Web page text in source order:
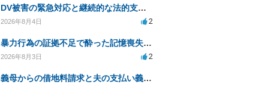
DV被害の緊急対応と継続的な法的支援を求む
2026年8月4日 2
暴力行為の証拠不足で酔った記憶喪失が認められるか？
2026年8月3日 2
義母からの借地料請求と夫の支払い義務について相談